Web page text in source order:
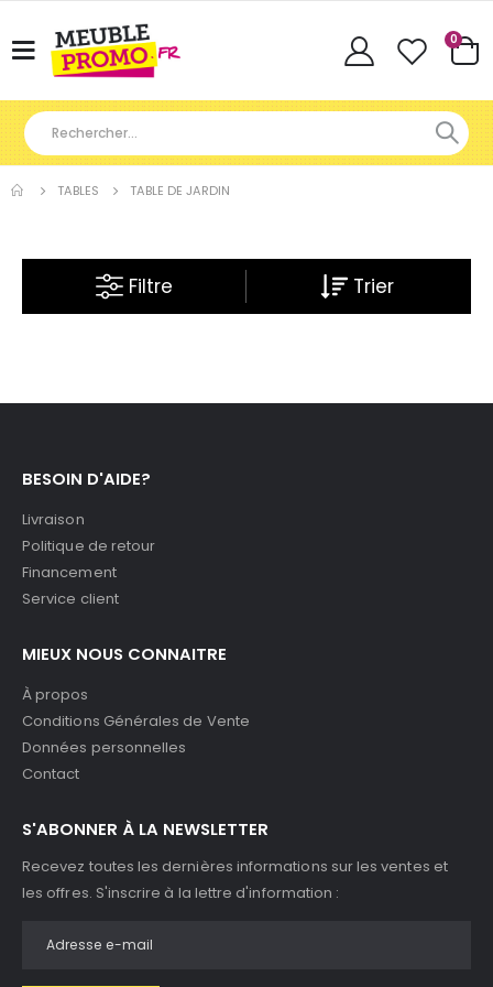
Basculer
Cart
0
TABLES TABLE DE JARDIN
Filtre
BESOIN D'AIDE?
Livraison
Politique de retour
Financement
Service client
MIEUX NOUS CONNAITRE
À propos
Conditions Générales de Vente
Données personnelles
Contact
S'ABONNER À LA NEWSLETTER
Recevez toutes les dernières informations sur les ventes et
les offres. S'inscrire à la lettre d'information :